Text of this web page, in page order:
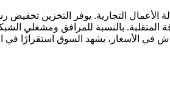
المتقلبة. بالنسبة للمرافق ومشغلي